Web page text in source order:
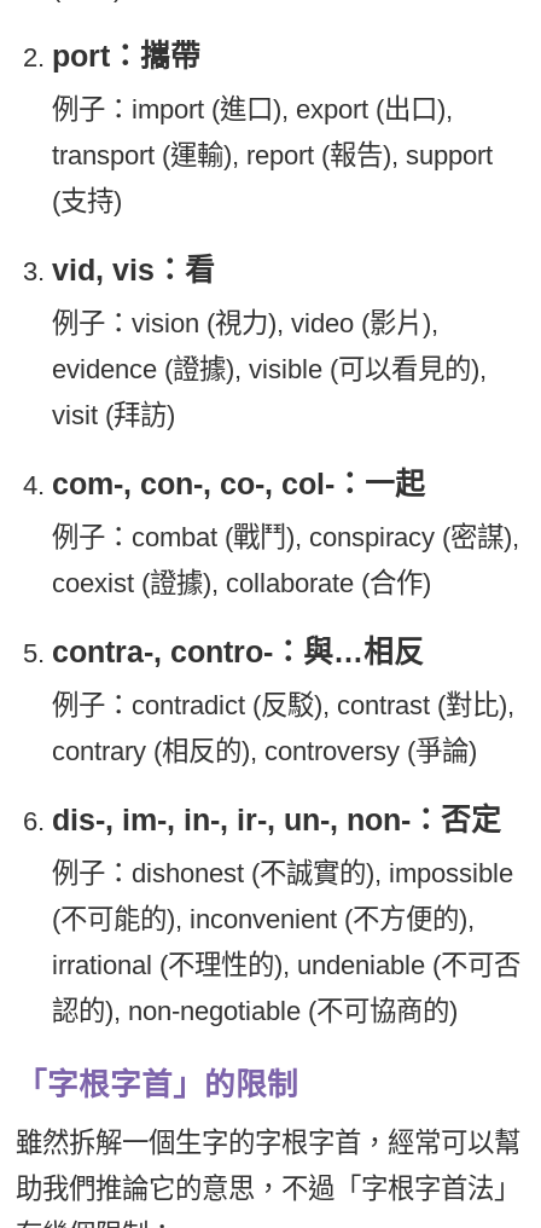
port：攜帶
例子：import (進口), export (出口),
transport (運輸), report (報告), support
(支持)
vid, vis：看
例子：vision (視力), video (影片),
evidence (證據), visible (可以看見的),
visit (拜訪)
com-, con-, co-, col-：一起
例子：combat (戰鬥), conspiracy (密謀),
coexist (證據), collaborate (合作)
contra-, contro-：與…相反
例子：contradict (反駁), contrast (對比),
contrary (相反的), controversy (爭論)
dis-, im-, in-, ir-, un-, non-：否定
例子：dishonest (不誠實的), impossible
(不可能的), inconvenient (不方便的),
irrational (不理性的), undeniable (不可否
認的), non-negotiable (不可協商的)
「字根字首」的限制
雖然拆解一個生字的字根字首，經常可以幫
助我們推論它的意思，不過「字根字首法」